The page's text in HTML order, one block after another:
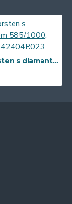
Zlatý prsten s diamantem 585/1000, 0,06 ct - 42404R023